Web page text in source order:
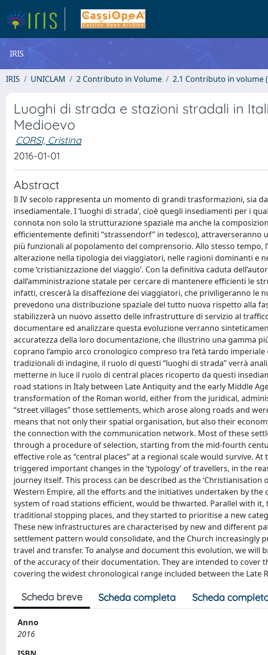
IRIS
IRIS UNICLAM 2 Contributo in Volume 2.1 Contributo in volume
Luoghi di strada e stazioni stradali in
Medioevo
CORSI, Cristina
2016-01-01
Abstract
Il IV secolo rappresenta un momento di grandi trasformazioni, sia
insediamentale. I ‘luoghi di strada’, cioè quegli insediamenti per i
connota non solo la strutturazione spaziale ma anche la
efficientemente definiti “strassendorf” in tedesco), attraverseranno
più funzionali al popolamento del comprensorio. Allo stesso tempo,
alterazione nella tipologia dei viaggiatori, nelle ragioni dominanti e
come ‘cristianizzazione del viaggio’. Con la definitiva caduta
dall’amministrazione statale per cercare di mantenere efficienti le
infatti, crescerà la disaffezione dei viaggiatori, che priviligeranno le
prevedono una distribuzione spaziale del tutto nuova rispetto alla
stabilizzerà un nuovo assetto delle infrastrutture di servizio al
documentare ed analizzare questa evoluzione verranno
accuratezza della loro documentazione, che illustrino una gamma
coprano l’ampio arco cronologico compreso tra l’età tardo
tradizionali di indagine, il ruolo di questi “luoghi di strada” verrà
metterne in luce il ruolo di central places ricoperto da questi
road stations in Italy between Late Antiquity and the early Middle
transformation of the Roman world, either from the juridical,
“street villages” those settlements, which arose along roads and
means that not only their spatial organisation, but also their
the connection with the communication network. Most of these
through a procedure of selection, starting from the mid-fourth
effective role as “central places” at a regional scale would survive.
triggered important changes in the ‘typology’ of travellers, in the
journey itself. This process can be described as the
Western Empire, all the efforts and the initiatives undertaken by
system of road stations efficient, would be thwarted. Parallel with
traditional stopping places, and they started to prioritise a new
These new infrastructures are characterised by new and different
settlement pattern would consolidate, and the Church increasingly
travel and transfer. To analyse and document this evolution, we will
of the accuracy of their documentation. They are intended to cover
covering the widest chronological range included between the Late
Scheda breve Scheda completa Scheda
Anno
2016